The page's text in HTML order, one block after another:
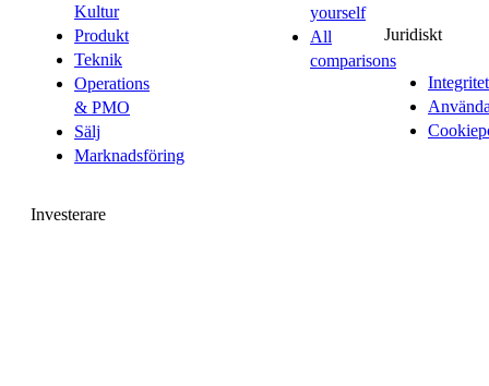
Kultur
Produkt
Teknik
Operations
& PMO
Sälj
Marknadsföring
yourself
All
comparisons
Juridiskt
Integritet
Investerare